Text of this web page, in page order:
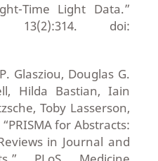
Time Light Data.”
13(2):314. doi:
Glasziou, Douglas G.
Hilda Bastian, Iain
Toby Lasserson,
for Abstracts:
in Journal and